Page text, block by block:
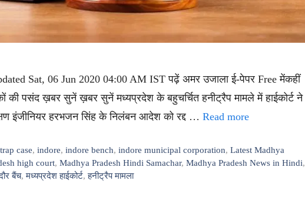
Sat, 06 Jun 2020 04:00 AM IST पढ़ें अमर उजाला ई-पेपर Free मेंकहीं
की पसंद ख़बर सुनें ख़बर सुनें मध्यप्रदेश के बहुचर्चित हनीट्रैप मामले में हाईकोर्ट ने
इंजीनियर हरभजन सिंह के निलंबन आदेश को रद्द … Read more
case,indore,indore bench,indore municipal corporation,Latest Madhya
high court, Madhya Pradesh Hindi Samachar, Madhya Pradesh News in Hindi,
बैंच,मध्यप्रदेश हाईकोर्ट,हनीट्रैप मामला